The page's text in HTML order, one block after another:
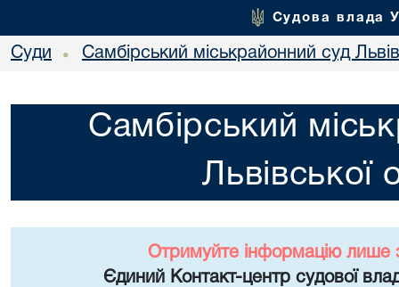
Судова влада
Суди • Самбірський міськрайонний суд
Самбірський
Львівської
Отримуйте інформацію лише
Єдиний Контакт-центр судової